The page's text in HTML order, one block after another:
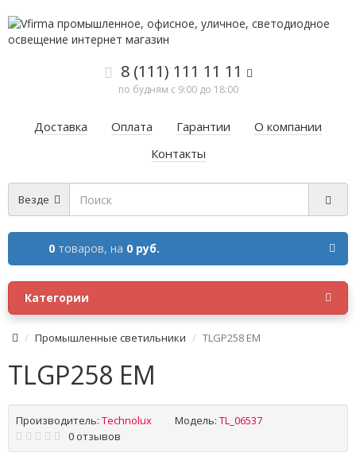
8 (111) 111 11 11
по будням с 9:00 до 18:00
Доставка Оплата Гарантии
О компании
Контакты
Везде
0 товаров, на 0 руб.
Категории
Промышленные светильники TLGP258 EM
TLGP258 EM
Производитель: Technolux Модель: TL_06537
0 отзывов